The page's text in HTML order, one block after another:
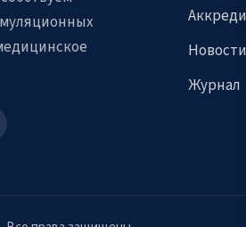
Новости
Журнал